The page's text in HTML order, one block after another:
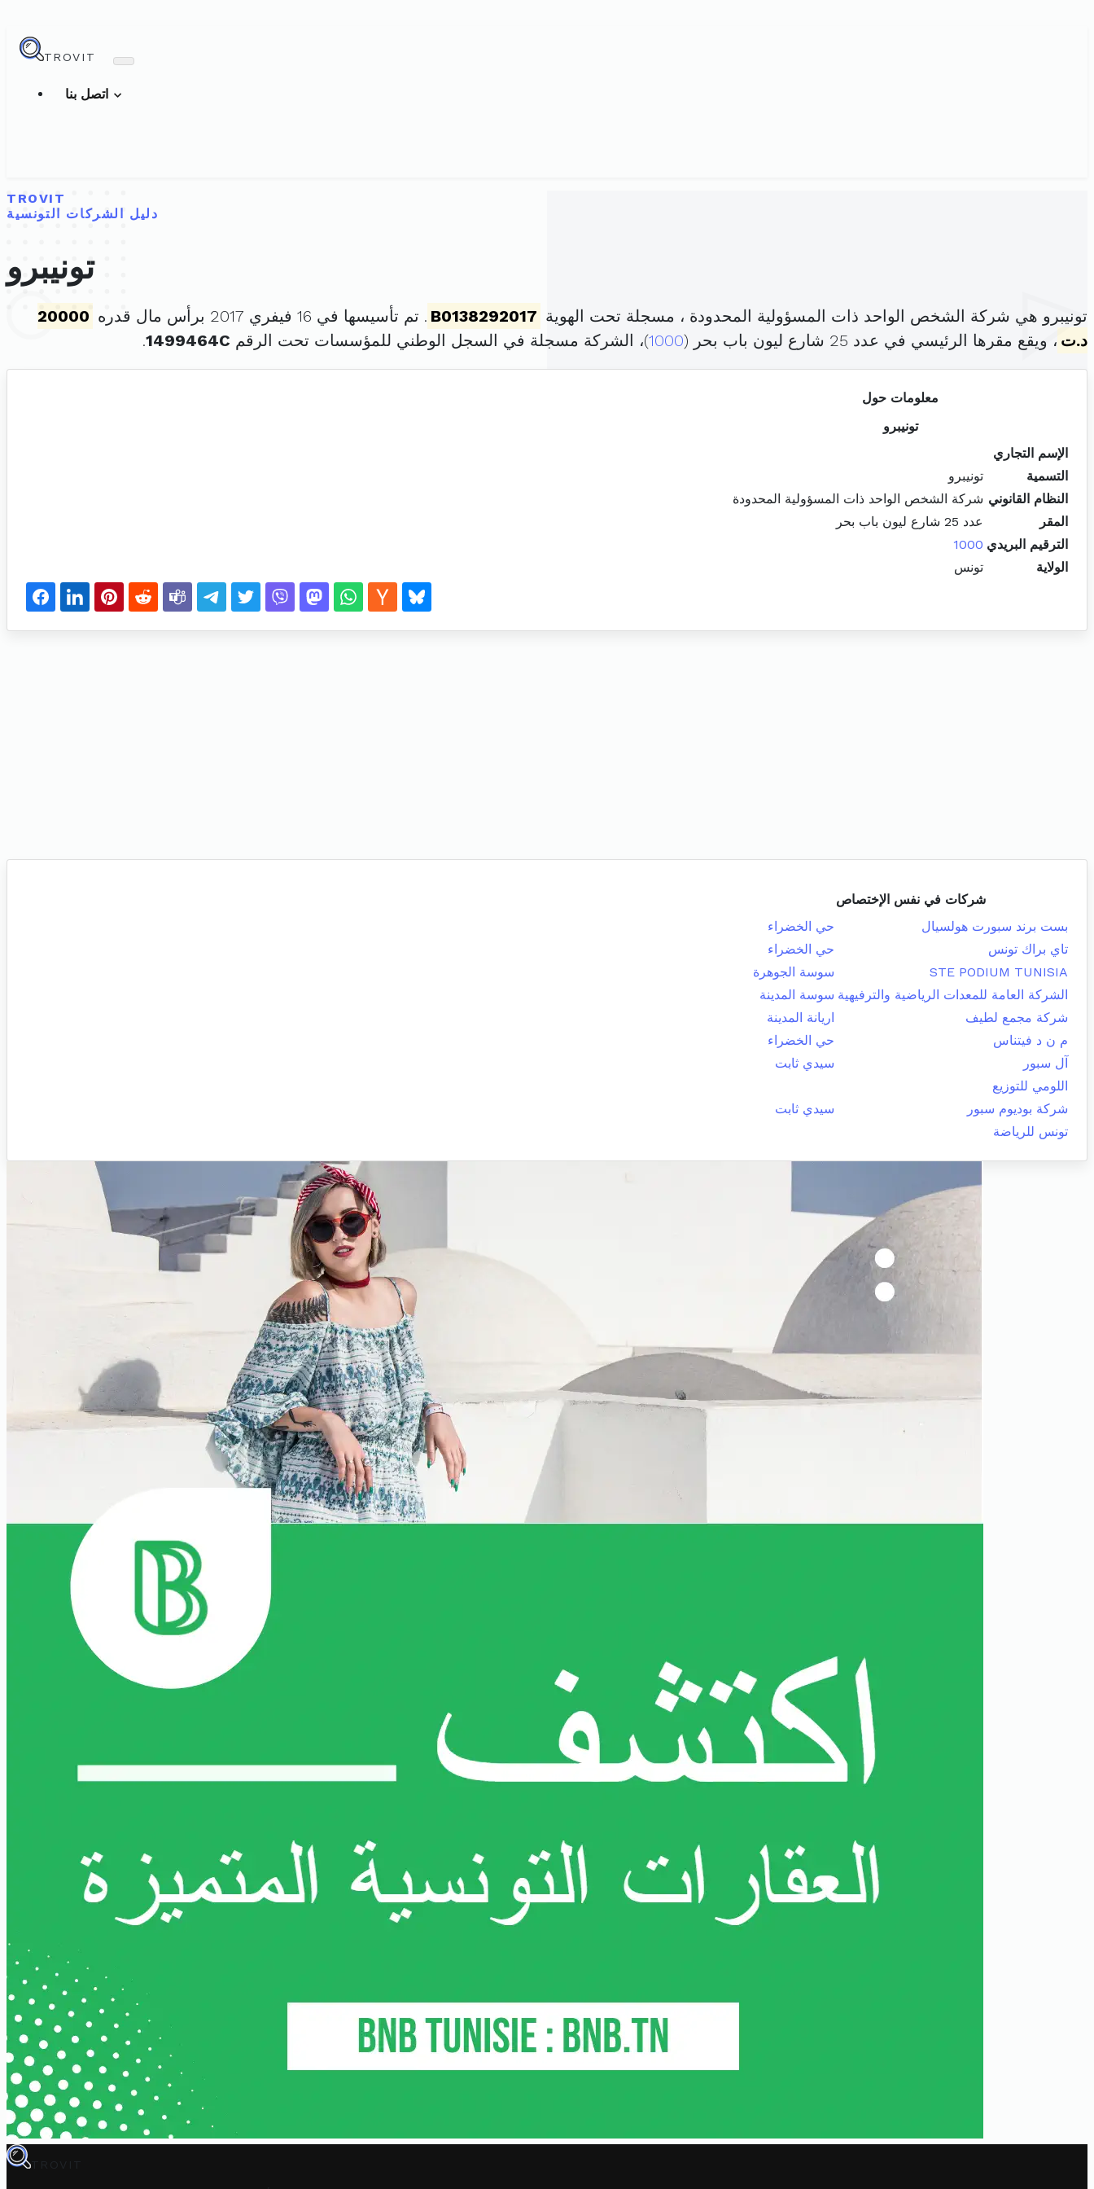
TROVIT
TROVIT
دليل الشركات التونسية
تونيبرو
تونيبرو هي شركة الشخص الواحد ذات المسؤولية المحدودة ، مسجلة تحت الهوية B0138292017 . تم تأسيسها في 16 فيفري 2017 برأس مال قدره
20000
د.ت ، ويقع مقرها الرئيسي في عدد 25 شارع ليون باب بحر ( 1000)، الشركة مسجلة في السجل الوطني للمؤسسات تحت الرقم 1499464C
.
معلومات حول
تونيبرو
الإسم التجاري
التسمية
تونيبرو
النظام القانوني شركة الشخص الواحد ذات المسؤولية المحدودة
المقر
عدد 25 شارع ليون باب بحر
الترقيم البريدي 1000
الولاية
تونس
شركات في نفس الإختصاص
بست برند سبورت هولسيال
حي الخضراء
تاي براك تونس
حي الخضراء
STE PODIUM TUNISIA
سوسة الجوهرة
الشركة العامة للمعدات الرياضية والترفيهية سوسة المدينة
شركة مجمع لطيف
اريانة المدينة
م ن د فيتناس
حي الخضراء
آل سبور
سيدي ثابت
اللومي للتوزيع
شركة بوديوم سبور
سيدي ثابت
تونس للرياضة
TROVIT